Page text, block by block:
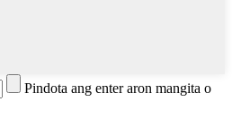
Pindota ang enter aron mangita o